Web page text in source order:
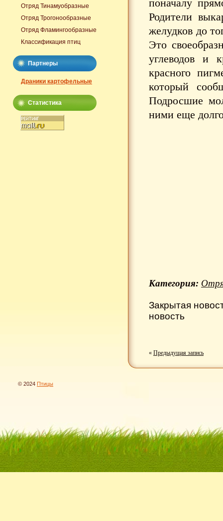
поначалу
Родители
желудков до
Это
углеводов и
красного
который
Подросшие
ними еще
Категория:
Закрытая
новость
« Предыдущая запись
Отряд Тинамуобразные
Отряд Трогонообразные
Отряд Фламингообразные
Классификация птиц
Партнеры
Драники картофельные
Статистика
© 2024 Птицы